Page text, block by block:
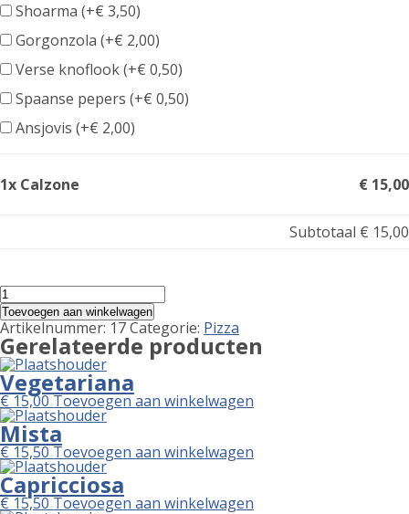
Shoarma (+€ 3,50)
Gorgonzola (+€ 2,00)
Verse knoflook (+€ 0,50)
Spaanse pepers (+€ 0,50)
Ansjovis (+€ 2,00)
1x Calzone € 15,00
Subtotaal € 15,00
Calzone
aantal
Toevoegen aan winkelwagen
Artikelnummer: 17Categorie: Pizza
Gerelateerde producten
Vegetariana
€15,00Toevoegen aan winkelwagen
Mista
€15,50Toevoegen aan winkelwagen
Capricciosa
€15,50Toevoegen aan winkelwagen